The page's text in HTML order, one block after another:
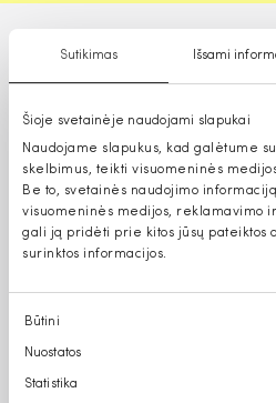
Sutikimas Išsami
Šioje svetainėje naudojami slapukai
Naudojame slapukus, kad galėtume
skelbimus, teikti visuomeninės
Be to, svetainės naudojimo
visuomeninės medijos, reklamavimo
gali ją pridėti prie kitos jūsų pateiktos
surinktos informacijos.
Sutikimo
pasirinkimas
Būtini
Nuostatos
Statistika